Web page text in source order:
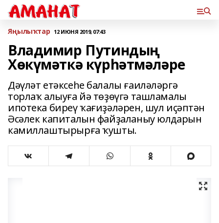
Яңылыҡтар 12 ИЮНЯ 2019, 07:43
Владимир Путиндың
Хөкүмәткә күрһәтмәләре
Дәүләт етәксеһе балалы ғаиләләргә
торлаҡ алыуға йә төҙөүгә ташламалы
ипотека биреү ҡағиҙәләрен, шул иҫәптән
Әсәлек капиталын файҙаланыу юлдарын
камиллаштырырға ҡушты.